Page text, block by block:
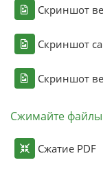
Скриншот
Скриншот
Скриншот
Сжимайте
Сжатие PDF